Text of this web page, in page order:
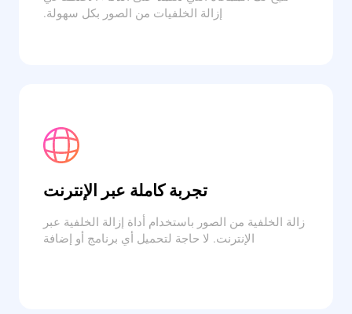
إزالة الخلفيات من الصور بكل سهولة.
تجربة كاملة عبر الإنترنت
زالة الخلفية من الصور باستخدام أداة إزالة الخلفية عبر
الإنترنت. لا حاجة لتحميل أي برنامج أو إضافة